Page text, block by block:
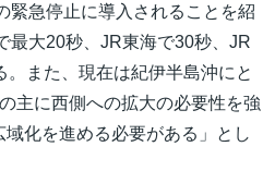
緊急停止に導入されることを紹
最大20秒、JR東海で30秒、JR
また、現在は紀伊半島沖にと
主に西側への拡大の必要性を強
化を進める必要がある」とし